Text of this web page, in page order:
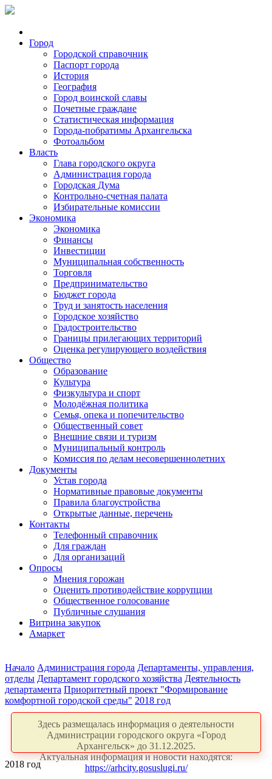
Город
Городской справочник
Паспорт города
История
География
Город воинской славы
Почетные граждане
Статистическая информация
Города-побратимы Архангельска
Фотоальбом
Власть
Глава городского округа
Администрация города
Городская Дума
Контрольно-счетная палата
Избирательные комиссии
Экономика
Экономика
Финансы
Инвестиции
Муниципальная собственность
Торговля
Предпринимательство
Бюджет города
Труд и занятость населения
Городское хозяйство
Градостроительство
Границы прилегающих территорий
Оценка регулирующего воздействия
Общество
Образование
Культура
Физкультура и спорт
Молодёжная политика
Семья, опека и попечительство
Общественный совет
Внешние связи и туризм
Муниципальный контроль
Комиссия по делам несовершеннолетних
Документы
Устав города
Нормативные правовые документы
Правила благоустройства
Открытые данные, перечень
Контакты
Телефонный справочник
Для граждан
Для организаций
Опросы
Мнения горожан
Оценить противодействие коррупции
Общественное голосование
Публичные слушания
Витрина закупок
Амаркет
Начало Администрация города Департаменты, управления,
отделы Департамент городского хозяйства Деятельность
департамента Приоритетный проект "Формирование
комфортной городской среды" 2018 год
Здесь размещалась информация о деятельности
Администрации городского округа «Город
Архангельск» до 31.12.2025.
Актуальная информация и новости находятся:
https://arhcity.gosuslugi.ru/
2018 год